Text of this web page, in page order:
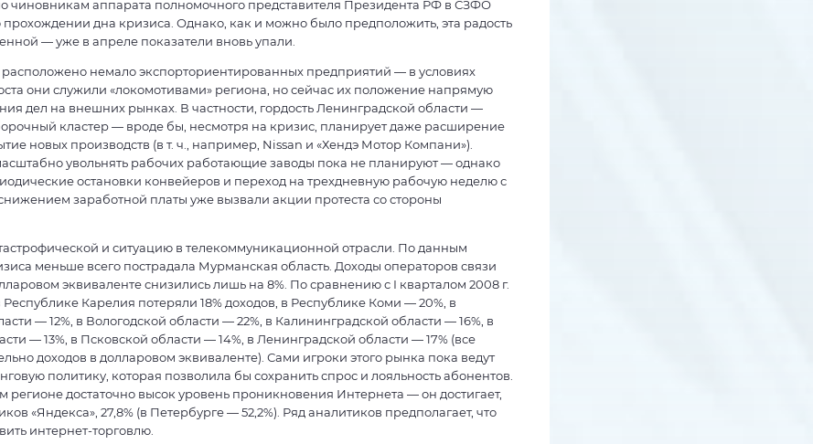
чиновникам аппарата полномочного представителя Президента РФ в СЗФО
прохождении дна кризиса. Однако, как и можно было предположить, эта радость
— уже в апреле показатели вновь упали.
немало экспорториентированных предприятий — в условиях
они служили «локомотивами» региона, но сейчас их положение напрямую
дел на внешних рынках. В частности, гордость Ленинградской области —
кластер — вроде бы, несмотря на кризис, планирует даже расширение
новых производств (в т. ч., например, Nissan и «Хендэ Мотор Компани»).
увольнять рабочих работающие заводы пока не планируют — однако
остановки конвейеров и переход на трехдневную рабочую неделю с
заработной платы уже вызвали акции протеста со стороны
и ситуацию в телекоммуникационной отрасли. По данным
меньше всего пострадала Мурманская область. Доходы операторов связи
эквиваленте снизились лишь на 8%. По сравнению с I кварталом 2008 г.
Карелия потеряли 18% доходов, в Республике Коми — 20%, в
— 12%, в Вологодской области — 22%, в Калининградской области — 16%, в
— 13%, в Псковской области — 14%, в Ленинградской области — 17% (все
доходов в долларовом эквиваленте). Сами игроки этого рынка пока ведут
политику, которая позволила бы сохранить спрос и лояльность абонентов.
регионе достаточно высок уровень проникновения Интернета — он достигает,
«Яндекса», 27,8% (в Петербурге — 52,2%). Ряд аналитиков предполагает, что
интернет-торговлю.